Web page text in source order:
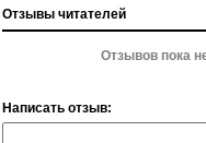
Отзывы читателей
Отзывов пока
Написать отзыв: